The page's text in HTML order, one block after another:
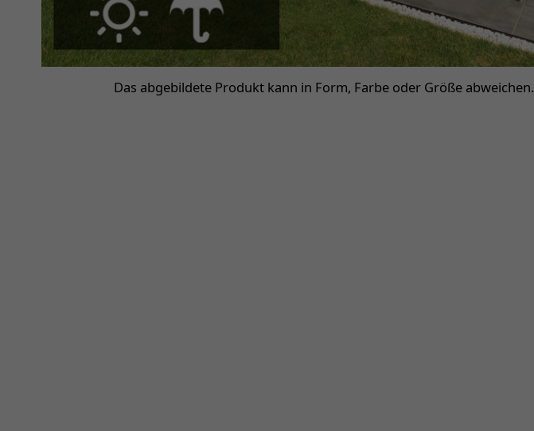
Das abgebildete Produkt kann in Form, Farbe oder Größe abweichen.